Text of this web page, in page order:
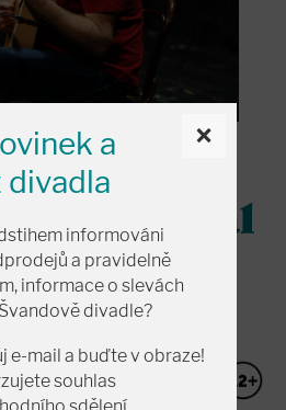
- Recitál
kytarista Petr Fiala
×
a
divadla
informováni
a pravidelně
informace o slevách
divadle?
e-mail a buďte v obraze!
souhlas